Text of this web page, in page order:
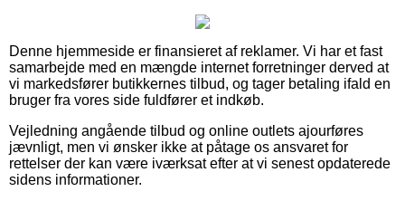
Denne hjemmeside er finansieret af reklamer. Vi har et fast
samarbejde med en mængde internet forretninger derved at
vi markedsfører butikkernes tilbud, og tager betaling ifald en
bruger fra vores side fuldfører et indkøb.
Vejledning angående tilbud og online outlets ajourføres
jævnligt, men vi ønsker ikke at påtage os ansvaret for
rettelser der kan være iværksat efter at vi senest opdaterede
sidens informationer.